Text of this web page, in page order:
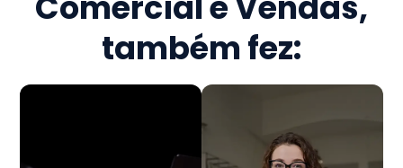
também fez: